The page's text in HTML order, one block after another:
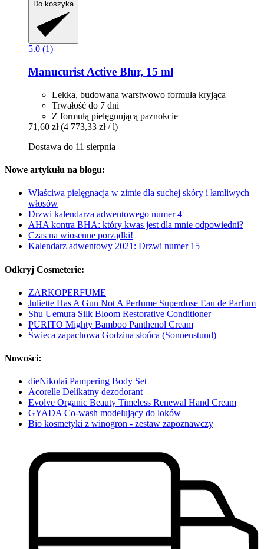
Do koszyka
5.0 (1)
Manucurist Active Blur, 15 ml
Lekka, budowana warstwowo formuła kryjąca
Trwałość do 7 dni
Z formułą pielęgnującą paznokcie
71,60 zł (4 773,33 zł / l)
Dostawa do 11 sierpnia
Nowe artykułu na blogu:
Właściwa pielęgnacja w zimie dla suchej skóry i łamliwych
włosów
Drzwi kalendarza adwentowego numer 4
AHA kontra BHA: który kwas jest dla mnie odpowiedni?
Czas na wiosenne porządki!
Kalendarz adwentowy 2021: Drzwi numer 15
Odkryj Cosmeterie:
ZARKOPERFUME
Juliette Has A Gun Not A Perfume Superdose Eau de Parfum
Shu Uemura Silk Bloom Restorative Conditioner
PURITO Mighty Bamboo Panthenol Cream
Świeca zapachowa Godzina słońca (Sonnenstund)
Nowości:
dieNikolai Pampering Body Set
Acorelle Delikatny dezodorant
Evolve Organic Beauty Timeless Renewal Hand Cream
GYADA Co-wash modelujący do loków
Bio kosmetyki z winogron - zestaw zapoznawczy